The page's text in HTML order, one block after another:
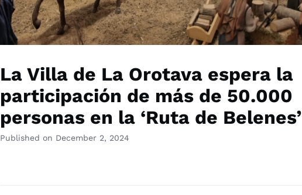
La Villa de La Orotava espera la
participación de más de 50.000
personas en la ‘Ruta de Belenes’
Published on December 2, 2024